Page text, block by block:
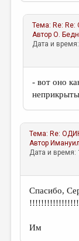
Тема: Re:
АвторО.
Дата и
- вот оно
Тема: Re:
Автор
Дата и время:
Спасибо,
Им